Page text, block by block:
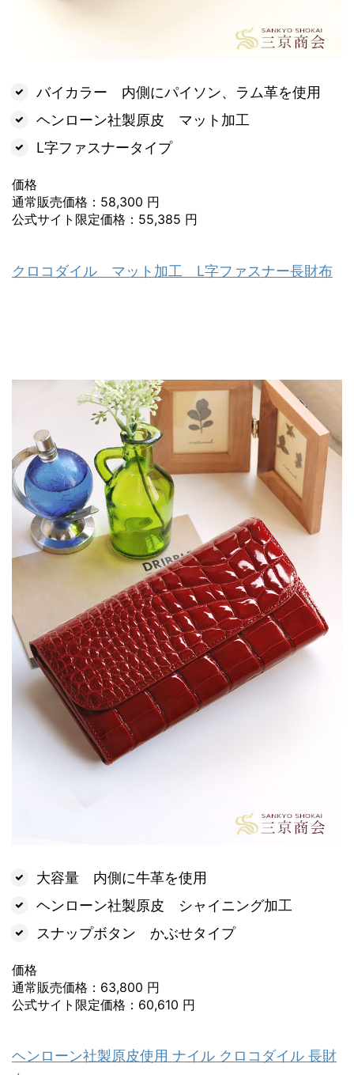
バイカラー 内側にパイソン、ラム革を使用
ヘンローン社製原皮 マット加工
L字ファスナータイプ
価格
通常販売価格：58,300 円
公式サイト限定価格：55,385 円
クロコダイル マット加工 L字ファスナー長財布
大容量 内側に牛革を使用
ヘンローン社製原皮 シャイニング加工
スナップボタン かぶせタイプ
価格
通常販売価格：63,800 円
公式サイト限定価格：60,610 円
ヘンローン社製原皮使用 ナイル クロコダイル 長財